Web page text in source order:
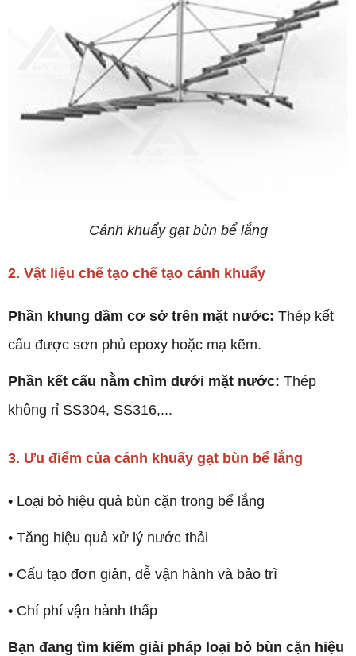
Cánh khuẩy gạt bùn bể lắng
2. Vật liệu chế tạo chế tạo cánh khuẩy
Phần khung dầm cơ sở trên mặt nước: Thép kết
cấu được sơn phủ epoxy hoặc mạ kẽm.
Phần kết cấu nằm chìm dưới mặt nước: Thép
không rỉ SS304, SS316,...
3. Ưu điểm của cánh khuấy gạt bùn bể lắng
• Loại bỏ hiệu quả bùn cặn trong bể lắng
• Tăng hiệu quả xử lý nước thải
• Cấu tạo đơn giản, dễ vận hành và bảo trì
• Chí phí vận hành thấp
Bạn đang tìm kiếm giải pháp loại bỏ bùn cặn hiệu